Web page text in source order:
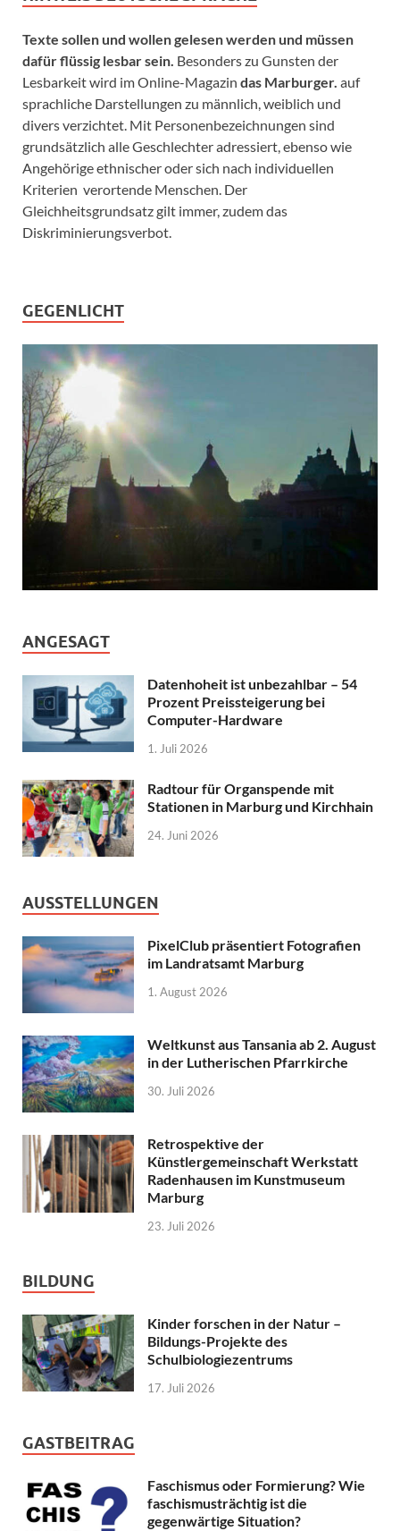
Texte sollen und wollen gelesen werden und müssen
dafür flüssig lesbar sein. Besonders zu Gunsten der
Lesbarkeit wird im Online-Magazin das Marburger. auf
sprachliche Darstellungen zu männlich, weiblich und
divers verzichtet. Mit Personenbezeichnungen sind
grundsätzlich alle Geschlechter adressiert, ebenso wie
Angehörige ethnischer oder sich nach individuellen
Kriterien verortende Menschen. Der
Gleichheitsgrundsatz gilt immer, zudem das
Diskriminierungsverbot.
GEGENLICHT
ANGESAGT
Datenhoheit ist unbezahlbar – 54
Prozent Preissteigerung bei
Computer-Hardware
1. Juli 2026
Radtour für Organspende mit
Stationen in Marburg und Kirchhain
24. Juni 2026
AUSSTELLUNGEN
PixelClub präsentiert Fotografien
im Landratsamt Marburg
1. August 2026
Weltkunst aus Tansania ab 2. August
in der Lutherischen Pfarrkirche
30. Juli 2026
Retrospektive der
Künstlergemeinschaft Werkstatt
Radenhausen im Kunstmuseum
Marburg
23. Juli 2026
BILDUNG
Kinder forschen in der Natur –
Bildungs-Projekte des
Schulbiologiezentrums
17. Juli 2026
GASTBEITRAG
Faschismus oder Formierung? Wie
faschismusträchtig ist die
gegenwärtige Situation?